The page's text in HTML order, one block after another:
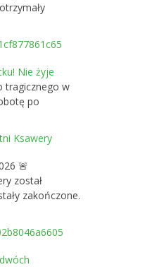
Nie żyje
tragicznego w
po
Ksawery
🚨
został
zakończone.